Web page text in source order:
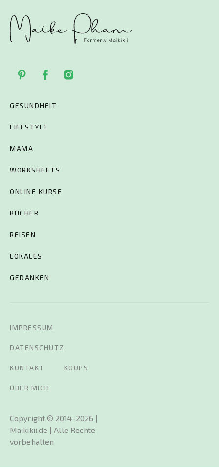
GESUNDHEIT
LIFESTYLE
MAMA
WORKSHEETS
ONLINE KURSE
BÜCHER
REISEN
LOKALES
GEDANKEN
Copyright © 2014-2026 |
Maikikii.de | Alle Rechte
vorbehalten
IMPRESSUM
DATENSCHUTZ
KONTAKT KOOPS
ÜBER MICH